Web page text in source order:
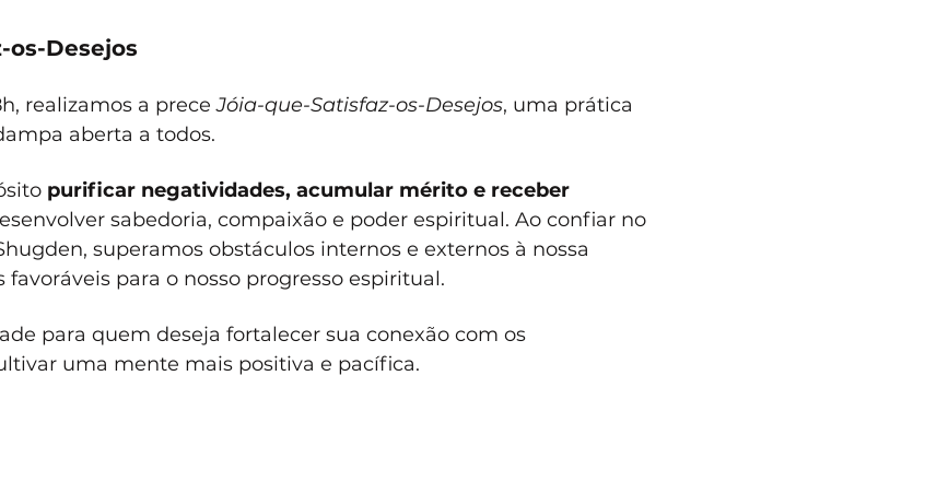
os-Desejos
realizamos a prece Jóia-que-Satisfaz-os-Desejos, uma prática
aberta a todos.
purificar negatividades, acumular mérito e receber
sabedoria, compaixão e poder espiritual. Ao confiar no
superamos obstáculos internos e externos à nossa
para o nosso progresso espiritual.
para quem deseja fortalecer sua conexão com os
uma mente mais positiva e pacífica.